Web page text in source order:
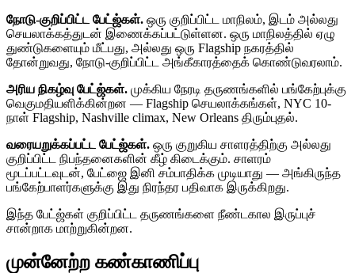
நோடு-குறிப்பிட்ட பேட்ஜ்கள். ஒரு குறிப்பிட்ட மாநிலம், இடம் அல்லது
செயலாக்கத்துடன் இணைக்கப்பட்டுள்ளன. ஒரு மாநிலத்தில் ஏழு
துண்டுகளையும் மீட்பது, அல்லது ஒரு Flagship நகரத்தில்
தோன்றுவது, நோடு-குறிப்பிட்ட அங்கீகாரத்தைக் கொண்டுவரலாம்.
அரிய நிகழ்வு பேட்ஜ்கள். முக்கிய நேரடி தருணங்களில் பங்கேற்புக்கு
வெகுமதியளிக்கின்றன — Flagship செயலாக்கங்கள், NYC 10-
நாள் Flagship, Nashville climax, New Orleans திரும்புதல்.
வரையறுக்கப்பட்ட பேட்ஜ்கள். ஒரு குறுகிய சாளரத்திற்கு அல்லது
குறிப்பிட்ட நிபந்தனைகளின் கீழ் கிடைக்கும். சாளரம்
மூடப்பட்டவுடன், பேட்ஜை இனி சம்பாதிக்க முடியாது — அங்கிருந்த
பங்கேற்பாளர்களுக்கு இது நிரந்தர பதிவாக இருக்கிறது.
இந்த பேட்ஜ்கள் குறிப்பிட்ட தருணங்களை நீண்டகால இருப்புச்
சான்றாக மாற்றுகின்றன.
முன்னேற்ற கண்காணிப்பு